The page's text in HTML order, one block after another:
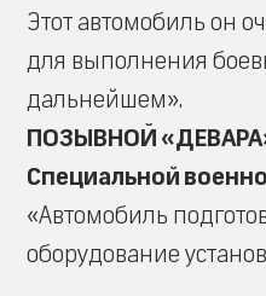
Этот автомобиль он
для выполнения
дальнейшем».
ПОЗЫВНОЙ
Специальной
«Автомобиль
оборудование